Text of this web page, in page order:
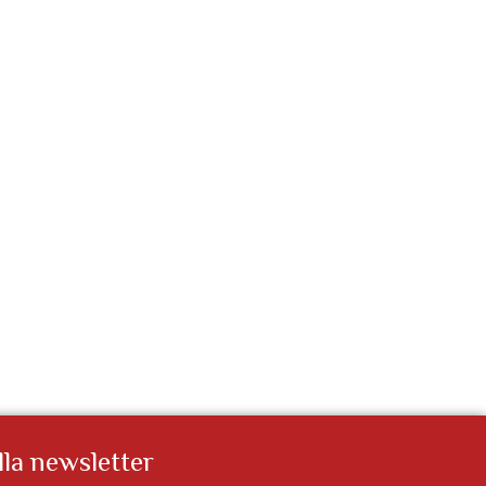
newsletter